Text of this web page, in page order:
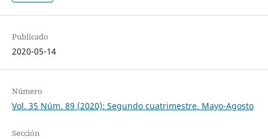
Publicado
2020-05-14
Número
Vol. 35 Núm. 89 (2020): Segundo cuatrimestre. Mayo-Agosto
Sección